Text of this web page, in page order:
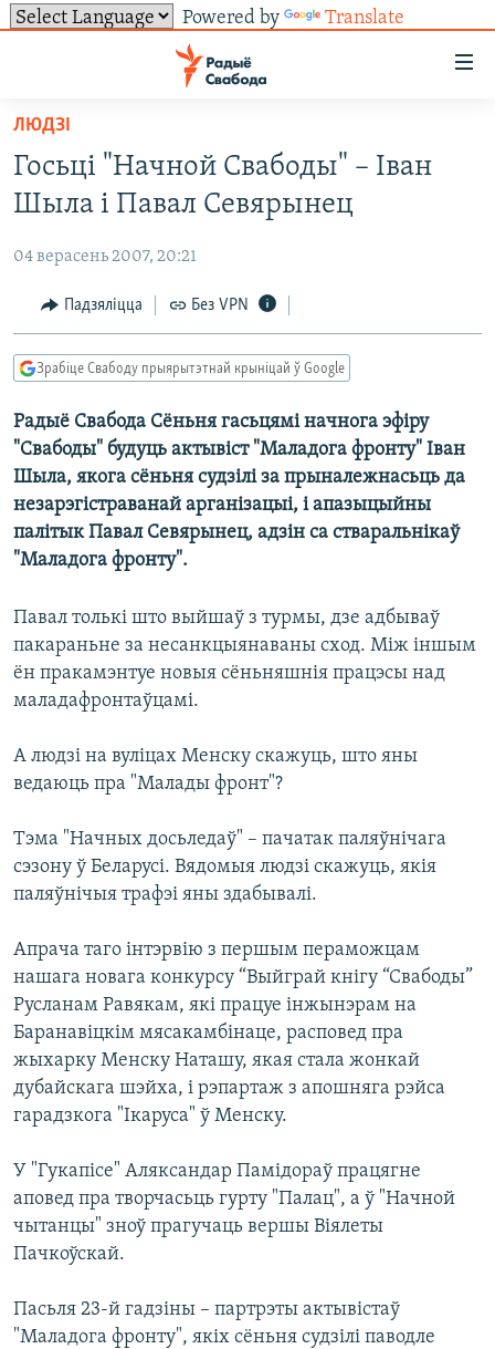
Powered by Translate
ўнівэрсальнага
доступу
Перайсьці
да
галоўнага
Перайсьці
Перайсьці
пошуку
ЛЮДЗІ
ПАЛІТЫКА
ВАЙНА
БЕЛАРУСЫ НА ВАЙНЕ
ПАЛІТВЯЗЬНІ
КУЛЬТУРА
ТОЛЬКІ НА СВАБОДЗЕ
БЛОГІ
ГІСТОРЫЯ НА СВАБОДЗЕ
КНІГІ
АЎДЫЁКНІГІ
МОВА
НА ХВАЛЯХ СВАБОДЫ
АБЫСЬЦІ БЛЯКАВАНЬНЕ
ПАДЗЯЛІЦЦА ІНФАРМАЦЫЯЙ
ПАДПІСАЦЦА
RSS
FACEBOOK
TWITTER
Усе сайты РС/РСЭ
ЛЮДЗІ
Госьці "Начной Свабоды" – Іван
Шыла і Павал Севярынец
04 верасень 2007, 20:21
Падзяліцца Без VPN
Зрабіце Свабоду прыярытэтнай крыніцай ў Google
Радыё Свабода Сёньня гасьцямі начнога эфіру
"Свабоды" будуць актывіст "Маладога фронту" Іван
Шыла, якога сёньня судзілі за прыналежнасьць да
незарэгістраванай арганізацыі, і апазыцыйны
палітык Павал Севярынец, адзін са стваральнікаў
"Маладога фронту".
Павал толькі што выйшаў з турмы, дзе адбываў
пакараньне за несанкцыянаваны сход. Між іншым
ён пракамэнтуе новыя сёньняшнія працэсы над
маладафронтаўцамі.
А людзі на вуліцах Менску скажуць, што яны
ведаюць пра "Малады фронт"?
Тэма "Начных досьледаў" – пачатак паляўнічага
сэзону ў Беларусі. Вядомыя людзі скажуць, якія
паляўнічыя трафэі яны здабывалі.
Апрача таго інтэрвію з першым пераможцам
нашага новага конкурсу “Выйграй кнігу “Свабоды”
Русланам Равякам, які працуе інжынэрам на
Баранавіцкім мясакамбінаце, расповед пра
жыхарку Менску Наташу, якая стала жонкай
дубайскага шэйха, і рэпартаж з апошняга рэйса
гарадзкога "Ікаруса" ў Менску.
У "Гукапісе" Аляксандар Памідораў працягне
аповед пра творчасьць гурту "Палац", а ў "Начной
чытанцы" зноў прагучаць вершы Віялеты
Пачкоўскай.
Пасьля 23-й гадзіны – партрэты актывістаў
"Маладога фронту", якіх сёньня судзілі паводле